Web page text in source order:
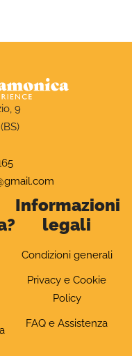
9
Informazioni
legali
Condizioni generali
Privacy e Cookie
Policy
FAQ e Assistenza